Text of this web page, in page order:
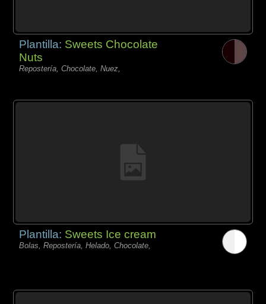
Plantilla: Sweets Chocolate
Nuts
Repostería, Chocolate, Nuez,
Plantilla: Sweets Ice cream
Bolas, Repostería, Helado, Chocolate,